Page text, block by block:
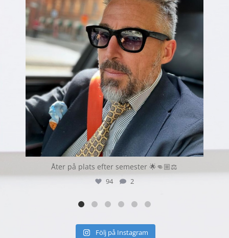
Åter på plats efter semester 🌟👊🏼⚖️
94 2
Följ på Instagram